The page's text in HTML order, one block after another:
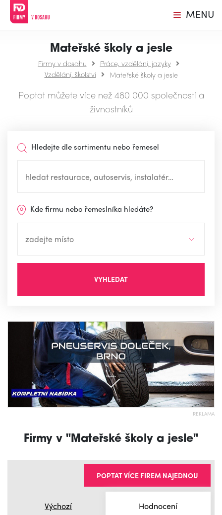
MENU
Mateřské školy a jesle
Firmy v dosahu
Práce, vzdělání, jazyky
Vzdělání, školství
Mateřské školy a jesle
Poptat můžete více než 480 000 společností a
živnostníků
Hledejte dle sortimentu nebo řemesel
Kde firmu nebo řemeslníka hledáte?
VYHLEDAT
REKLAMA
Firmy v "Mateřské školy a jesle"
Výchozí Hodnocení
POPTAT VÍCE FIREM NAJEDNOU